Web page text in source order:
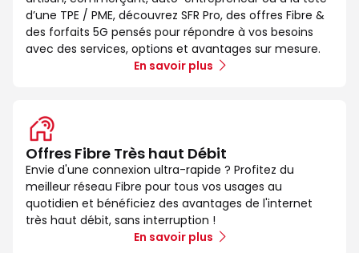
d’une TPE / PME, découvrez SFR Pro, des offres Fibre &
des forfaits 5G pensés pour répondre à vos besoins
avec des services, options et avantages sur mesure.
En savoir plus
Offres Fibre Très haut Débit
Envie d'une connexion ultra-rapide ? Profitez du
meilleur réseau Fibre pour tous vos usages au
quotidien et bénéficiez des avantages de l'internet
très haut débit, sans interruption !
En savoir plus